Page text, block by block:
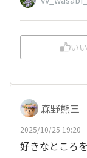
い
森野熊三
2025/10/25 19:20
好きなところ